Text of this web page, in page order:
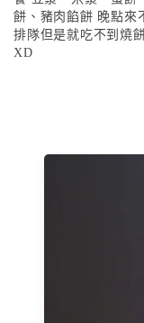
餅、豬肉餡餅 晚點來
排隊但是就吃不到燒
XD